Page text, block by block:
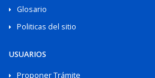
Glosario
Politicas del sitio
USUARIOS
Proponer Trámite